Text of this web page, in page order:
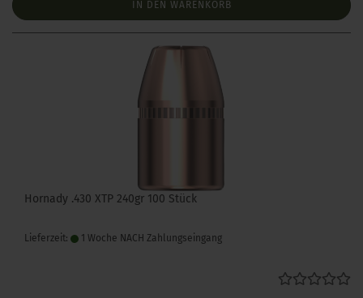
IN DEN WARENKORB
Hornady .430 XTP 240gr 100 Stück
Lieferzeit: 1 Woche NACH Zahlungseingang